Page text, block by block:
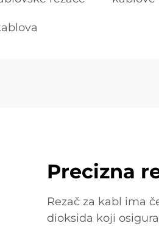
Precizna
Rezač za kabl ima
dioksida koji